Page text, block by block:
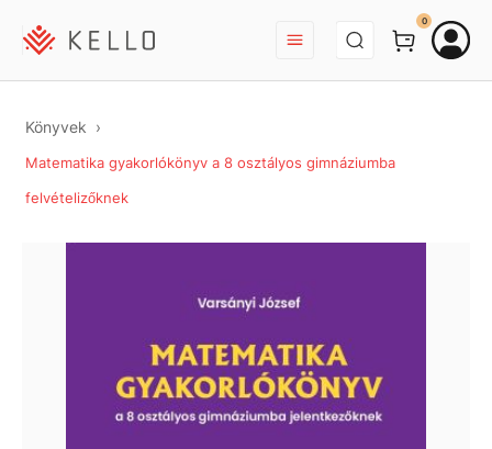
BEJELENTKEZÉS
0
Könyvek
Matematika gyakorlókönyv a 8 osztályos gimnáziumba
felvételizőknek